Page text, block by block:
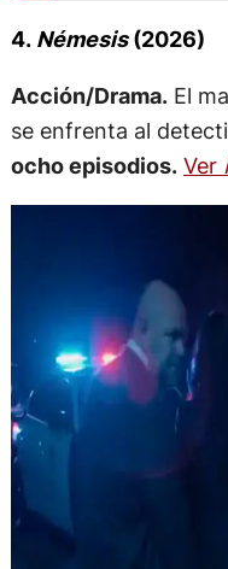
4.Némesis(2026)
Acción/Drama.El
se enfrenta al
ocho episodios. Ver